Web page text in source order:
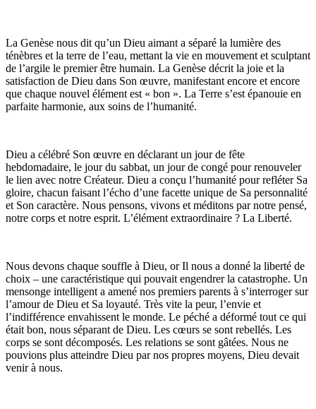
La Genèse nous dit qu’un Dieu aimant a séparé la lumière des
ténèbres et la terre de l’eau, mettant la vie en mouvement et sculptant
de l’argile le premier être humain. La Genèse décrit la joie et la
satisfaction de Dieu dans Son œuvre, manifestant encore et encore
que chaque nouvel élément est « bon ». La Terre s’est épanouie en
parfaite harmonie, aux soins de l’humanité.
Dieu a célébré Son œuvre en déclarant un jour de fête
hebdomadaire, le jour du sabbat, un jour de congé pour renouveler
le lien avec notre Créateur. Dieu a conçu l’humanité pour refléter Sa
gloire, chacun faisant l’écho d’une facette unique de Sa personnalité
et Son caractère. Nous pensons, vivons et méditons par notre pensé,
notre corps et notre esprit. L’élément extraordinaire ? La Liberté.
Nous devons chaque souffle à Dieu, or Il nous a donné la liberté de
choix – une caractéristique qui pouvait engendrer la catastrophe. Un
mensonge intelligent a amené nos premiers parents à s’interroger sur
l’amour de Dieu et Sa loyauté. Très vite la peur, l’envie et
l’indifférence envahissent le monde. Le péché a déformé tout ce qui
était bon, nous séparant de Dieu. Les cœurs se sont rebellés. Les
corps se sont décomposés. Les relations se sont gâtées. Nous ne
pouvions plus atteindre Dieu par nos propres moyens, Dieu devait
venir à nous.